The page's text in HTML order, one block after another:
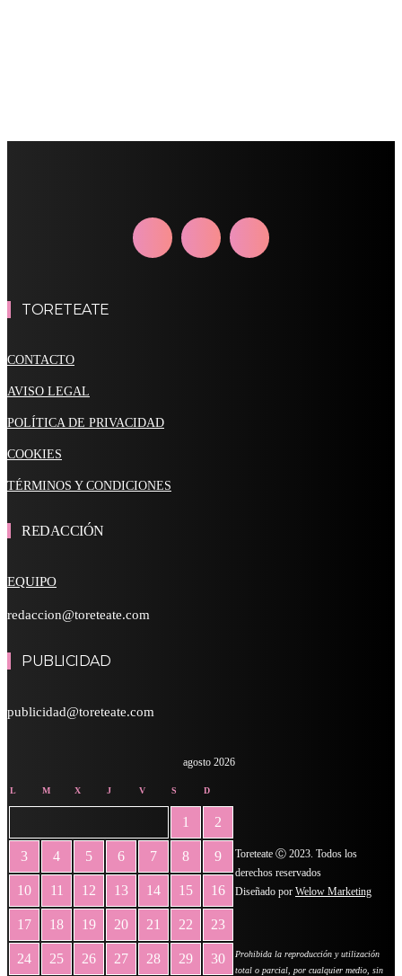
TORETEATE
CONTACTO
AVISO LEGAL
POLÍTICA DE PRIVACIDAD
COOKIES
TÉRMINOS Y CONDICIONES
REDACCIÓN
EQUIPO
redaccion@toreteate.com
PUBLICIDAD
publicidad@toreteate.com
agosto 2026
L M X J V S D
1 2
3 4 5 6 7 8 9
10 11 12 13 14 15 16
17 18 19 20 21 22 23
24 25 26 27 28 29 30
Toreteate Ⓒ 2023. Todos los
derechos reservados
Diseñado por Welow Marketing
Prohibida la reproducción y utilización
total o parcial, por cualquier medio, sin